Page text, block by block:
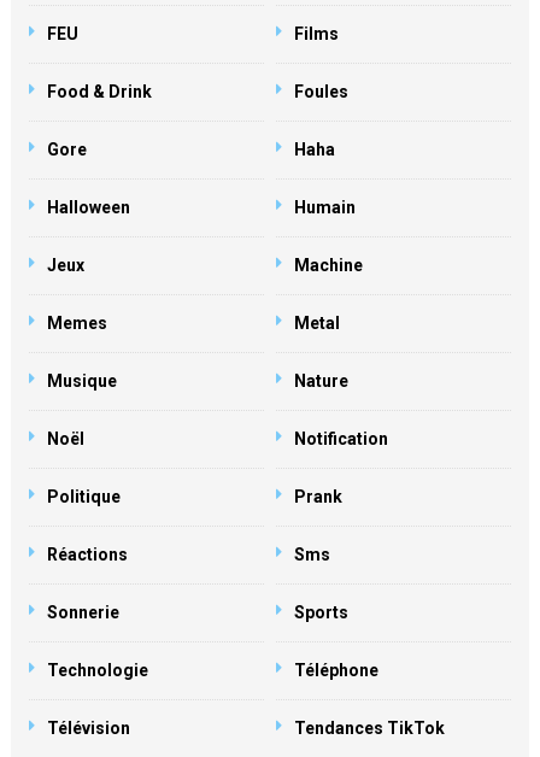
FEU Films
Food & Drink Foules
Gore Haha
Halloween Humain
Jeux Machine
Memes Metal
Musique Nature
Noël Notification
Politique Prank
Réactions Sms
Sonnerie Sports
Technologie Téléphone
Télévision Tendances TikTok